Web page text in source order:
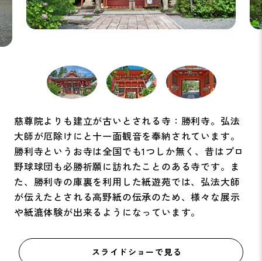
慈尊院よりも建立が古いとされる寺：勝利寺。弘法
大師が厄除けにと十一面観音を奉納されています。
勝利寺というお寺は全国でも1つしか無く、昔はプロ
野球球団も必勝祈願に訪れたことのある寺です。ま
た、勝利寺の庫裏を利用した紙遊苑では、弘法大師
が伝えたとされる高野紙の伝承のため、様々な展示
や紙漉体験が出来るようになっています。
スライドショーで見る